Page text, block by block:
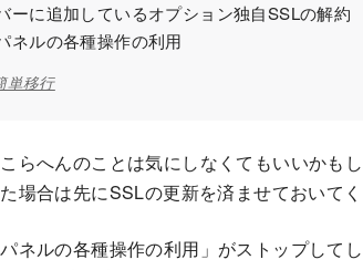
ーに追加しているオプション独自SSLの解約
ネルの各種操作の利用
単移行
らへんのことは気にしなくてもいいかも
場合は先にSSLの更新を済ませておいて
ネルの各種操作の利用」がストップして